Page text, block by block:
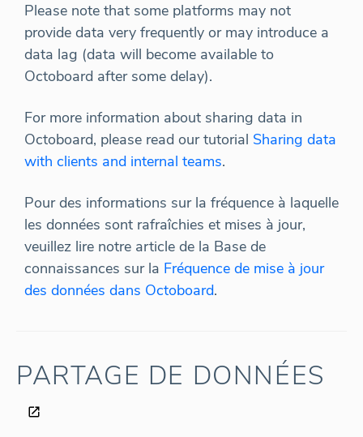
Please note that some platforms may not
provide data very frequently or may introduce a
data lag (data will become available to
Octoboard after some delay).
For more information about sharing data in
Octoboard, please read our tutorial Sharing data
with clients and internal teams.
Pour des informations sur la fréquence à laquelle
les données sont rafraîchies et mises à jour,
veuillez lire notre article de la Base de
connaissances sur la Fréquence de mise à jour
des données dans Octoboard.
PARTAGE DE DONNÉES